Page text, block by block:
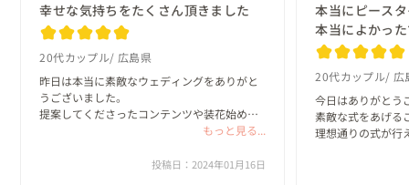
幸せな気持ちをたくさん頂きました
20代カップル 広島県
昨日は本当に素敵なウェディングをありがと
うございました。
提案してくださったコンテンツや装花始め会
敵で終始興奮してました！
もっと見る...
投稿日：2024年01月16日
本当にピース
本当によかっ
20代カップル 広
今日はありがとう
素敵な式をあげる
理想通りの式が行